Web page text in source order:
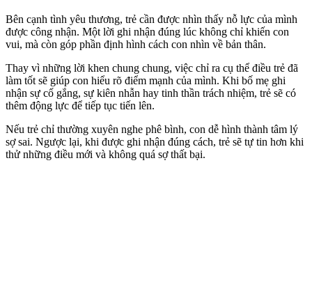
Bên cạnh tình yêu thương, trẻ cần được nhìn thấy nỗ lực của mình
được công nhận. Một lời ghi nhận đúng lúc không chỉ khiến con
vui, mà còn góp phần định hình cách con nhìn về bản thân.
Thay vì những lời khen chung chung, việc chỉ ra cụ thể điều trẻ đã
làm tốt sẽ giúp con hiểu rõ điểm mạnh của mình. Khi bố mẹ ghi
nhận sự cố gắng, sự kiên nhẫn hay tinh thần trách nhiệm, trẻ sẽ có
thêm động lực để tiếp tục tiến lên.
Nếu trẻ chỉ thường xuyên nghe phê bình, con dễ hình thành tâm lý
sợ sai. Ngược lại, khi được ghi nhận đúng cách, trẻ sẽ tự tin hơn khi
thử những điều mới và không quá sợ thất bại.